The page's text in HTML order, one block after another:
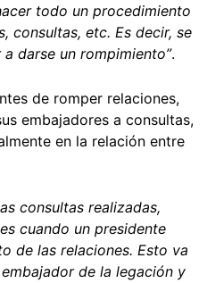
todo un procedimiento
consultas, etc. Es decir, se
darse un rompimiento”.
de romper relaciones,
embajadores a consultas,
en la relación entre
consultas realizadas,
cuando un presidente
de las relaciones. Esto va
de la legación y